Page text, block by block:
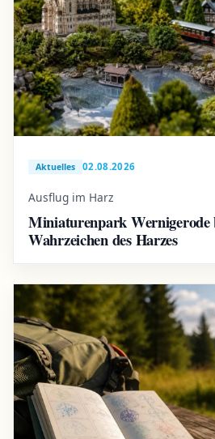
Aktuelles 02.08.2026
Ausflug im Harz
Miniaturenpark Wernigerode
Wahrzeichen des Harzes